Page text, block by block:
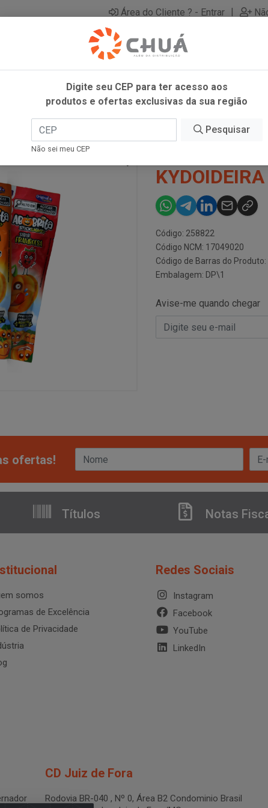
Área do Cliente ? - Entrar |
24X10G KYDOIDEIRA
PIRULIT
KYDOIDEIRA
Código: 258822
Código NCM: 17049020
Código de Barras do
Embalagem: DP\1
Avise-me quando chegar
ofertas!
Títulos Notas
somos
de Excelência
de Privacidade
Redes Sociais
Instagram
Facebook
YouTube
LinkedIn
CD Juiz de Fora
Rodovia BR-040 , Nº 0, Área B2 Condominio Brasil
Digite seu CEP para ter acesso aos
produtos e ofertas exclusivas da sua região
Pesquisar
Não sei meu CEP